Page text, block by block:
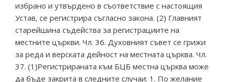
избрано и утвърдено в съответствие с настоящия
Устав, се регистрира съгласно закона. (2) Главният
старейшина съдейства за регистрациите на
местните църкви. Чл. 36. Духовният съвет се грижи
за реда и верската дейност на местната църква. Чл.
37. (1)Регистрираната към БЦБ местна църква може
да бъде закрита в следните случаи: 1. По желание